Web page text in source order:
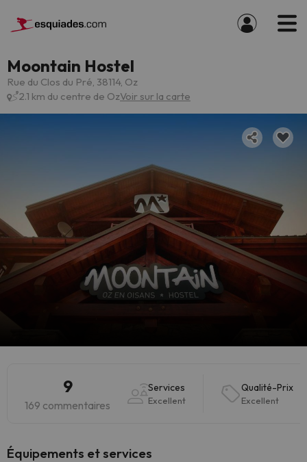
Moontain Hostel
Rue du Clos du Pré, 38114, Oz
2.1 km du centre de OzVoir sur la carte
9
169 commentaires
Services
Excellent
Qualité-Prix
Excellent
​Équipements et services